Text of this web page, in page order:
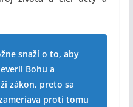
snaží o to, aby
Bohu a
zákon, preto sa
proti tomu